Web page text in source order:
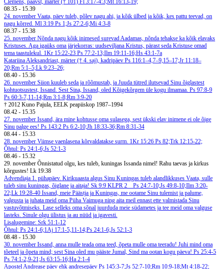
Clemens, paavst, märter († 101) Fl 3:17-4:3;Mt 16:13-19;
08.35 - 15.39
24. november Vaata, päev tuleb, põlev nagu ahi, ja kõik ülbed ja kõik, kes pattu teevad, on
nagu kõrred. Ml 3:19 Ps 1;Js 27:2-6;Mi 4:3-8
08.37 - 15.38
25. november Nõnda nagu kõik inimesed surevad Aadamas, nõnda tehakse ka kõik elavaks
Kristuses. Aga igaüks oma järjekorras: uudseviljana Kristus, pärast seda Kristuse omad
tema taastulekul. 1Kr 15:22-23 Ps 77:2-13;Ilm 19:11-16;Hs 43:1-7a
Katariina Aleksandriast, märter († 4. saj), kadripäev Ps 116:1–4,7–9,15–17;Jr 11:18–
20;Rm 5:1–5;Lk 9:23–26;
08.40 - 15.36
26. november Siion kuuleb seda ja rõõmustab, ja Juuda tütred ilutsevad Sinu õiglastest
kohtuotsustest, Issand. Sest Sina, Issand, oled Kõigekõrgem üle kogu ilmamaa. Ps 97:8-9
Ps 60:3-7,11-14;Rm 3:1-8;Rm 3:9-20
† 2012 Kuno Pajula, EELK peapiiskop 1987–1994
08.42 - 15.35
27. november Issand, ära mine kohtusse oma sulasega, sest ükski elav inimene ei ole õige
Sinu palge ees! Ps 143:2 Ps 6:2-10;Jh 18:33-36;Rm 8:31-34
08.44 - 15.33
28. november Viimse vaenlasena kõrvaldatakse surm. 1Kr 15:26 Ps 82;Trk 12:15-22;
Õhtul: Ps 24:1-6;Js 52:1-3
08.46 - 15.32
29. november Õnnistatud olgu, kes tuleb, kuningas Issanda nimel! Rahu taevas ja kirkus
kõrgustes! Lk 19:38
Advendiaja 1. pühapäev. Kirikuaasta algus Sinu Kuningas tuleb alandlikkuses Vaata, sulle
tuleb sinu kuningas, õiglane ja aitaja! Sk 9:9 KLPR 2
Ps 24:7-10;Js 49:8-10;Ilm 3:20-
22;Lk 19:28-40 Issand, meie Päästja ja Kuningas, me ootame Sinu tulemist ja palume,
valgusta ja juhata meid oma Püha Vaimuga ning aita meil ennast ette valmistada Sinu
vastuvõtmiseks. Lase selleks oma sõnal juurduda meie südametes ja tee meid oma valguse
lasteks. Sinule olgu ülistus ja au nüüd ja igavesti.
Lisalugemine: Srk 51:1-12
Õhtul: Ps 24:1-6;1Aj 17:1-5,11-14;Ps 24:1-6;Js 52:1-3
08.48 - 15.30
30. november Issand, anna mulle teada oma teed, õpeta mulle oma teeradu! Juhi mind oma
tõeteel ja õpeta mind; sest Sina oled mu pääste Jumal, Sind ma ootan kogu päeva! Ps 25:4-5
Ps 74:1-2,9-21;Js 63:15-16;Ha 2:1-4
Apostel Andrease päev ehk andresepäev Ps 145:3-7;Js 52:7-10;Rm 10:9-18;Mt 4:18-22;